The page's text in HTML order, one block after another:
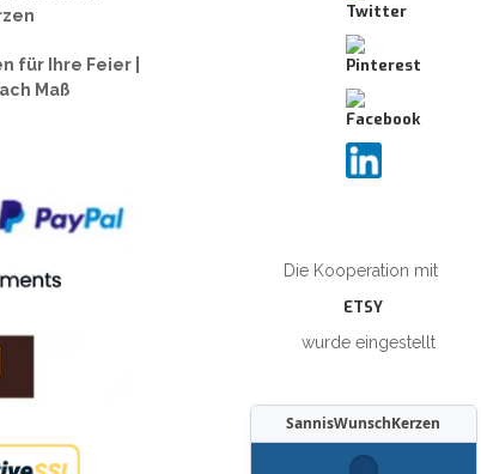
für Ihre Feier |
Maß
Die Kooperation mit
ETSY
wurde eingestellt
SannisWunschKerzen